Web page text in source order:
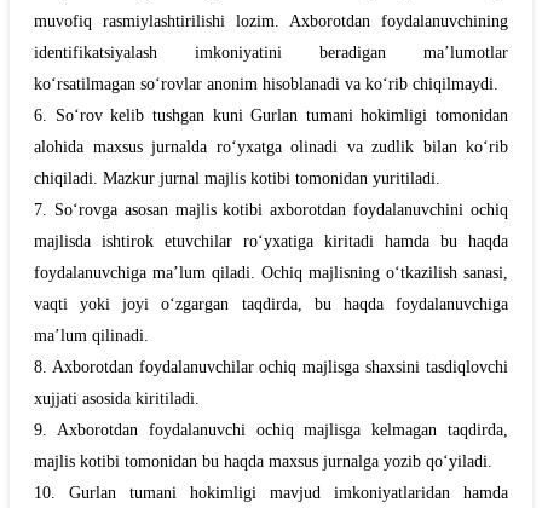
muvofiq rasmiylashtirilishi lozim. Axborotdan foydalanuvchining
identifikatsiyalash imkoniyatini beradigan ma’lumotlar
ko‘rsatilmagan so‘rovlar anonim hisoblanadi va ko‘rib chiqilmaydi.
6. So‘rov kelib tushgan kuniGurlan tumani hokimligi tomonidan
alohida maxsus jurnalda ro‘yxatga olinadi va zudlik bilan ko‘rib
chiqiladi. Mazkur jurnal majlis kotibi tomonidan yuritiladi.
7. So‘rovga asosan majlis kotibi axborotdan foydalanuvchini ochiq
majlisda ishtirok etuvchilar ro‘yxatiga kiritadi hamda bu haqda
foydalanuvchiga ma’lum qiladi. Ochiq majlisning o‘tkazilish sanasi,
vaqti yoki joyi o‘zgargan taqdirda, bu haqda foydalanuvchiga
ma’lum qilinadi.
8. Axborotdan foydalanuvchilar ochiq majlisga shaxsini tasdiqlovchi
xujjati asosida kiritiladi.
9. Axborotdan foydalanuvchi ochiq majlisga kelmagan taqdirda,
majlis kotibi tomonidan bu haqda maxsus jurnalga yozib qo‘yiladi.
10. Gurlan tumani hokimligi mavjud imkoniyatlaridan hamda